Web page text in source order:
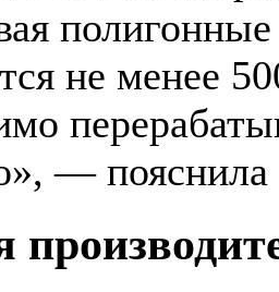
не менее
— пояснила